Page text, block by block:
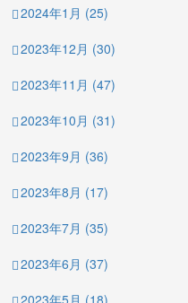
2024年1月 (25)
2023年12月 (30)
2023年11月 (47)
2023年10月 (31)
2023年9月 (36)
2023年8月 (17)
2023年7月 (35)
2023年6月 (37)